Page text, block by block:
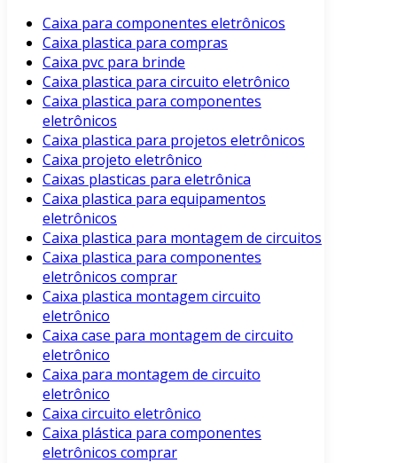
Caixa para componentes eletrônicos
Caixa plastica para compras
Caixa pvc para brinde
Caixa plastica para circuito eletrônico
Caixa plastica para componentes
eletrônicos
Caixa plastica para projetos eletrônicos
Caixa projeto eletrônico
Caixas plasticas para eletrônica
Caixa plastica para equipamentos
eletrônicos
Caixa plastica para montagem de circuitos
Caixa plastica para componentes
eletrônicos comprar
Caixa plastica montagem circuito
eletrônico
Caixa case para montagem de circuito
eletrônico
Caixa para montagem de circuito
eletrônico
Caixa circuito eletrônico
Caixa plástica para componentes
eletrônicos comprar